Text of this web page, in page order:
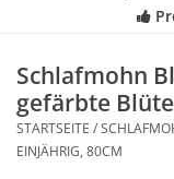
Kräuter
BIO
Schlafmohn
gefärbte
STARTSEITE /
EINJÄHRIG, 80CM